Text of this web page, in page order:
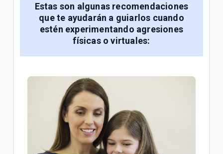
Estas son algunas recomendaciones
que te ayudarán a guiarlos cuando
estén experimentando agresiones
físicas o virtuales: